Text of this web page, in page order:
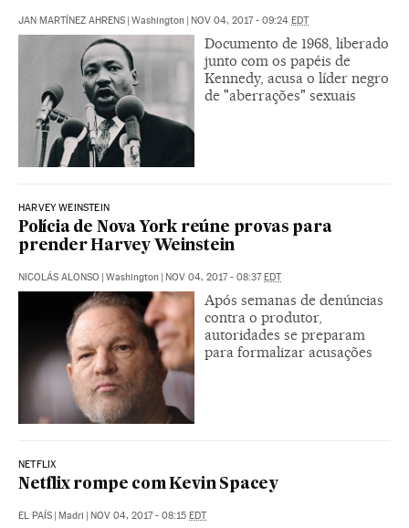
JAN MARTÍNEZ AHRENS | Washington | NOV 04, 2017 - 09:24 EDT
Documento de 1968, liberado
junto com os papéis de
Kennedy, acusa o líder negro
de "aberrações" sexuais
HARVEY WEINSTEIN
Polícia de Nova York reúne provas para
prender Harvey Weinstein
NICOLÁS ALONSO | Washington | NOV 04, 2017 - 08:37EDT
Após semanas de denúncias
contra o produtor,
autoridades se preparam
para formalizar acusações
NETFLIX
Netflix rompe com Kevin Spacey
EL PAÍS | Madri | NOV 04, 2017 - 08:15 EDT